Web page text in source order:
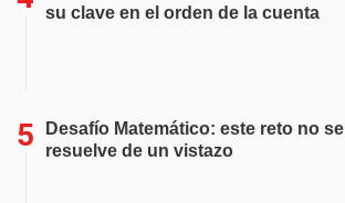
su clave en el orden de la cuenta
Desafío Matemático: este reto no se
resuelve de un vistazo